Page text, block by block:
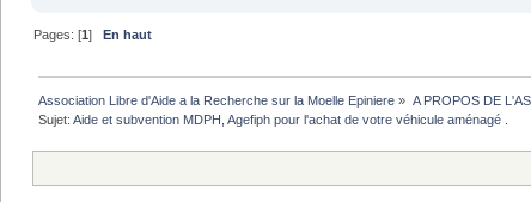
Pages: [1]En haut
Association Libre d'Aide a la Recherche sur la Moelle Epiniere » A PROPOS DE
Sujet:Aide et subvention MDPH, Agefiph pour l'achat de votre véhicule aménagé .